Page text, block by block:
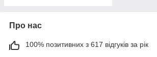
Про нас
100% позитивних з 617 відгуків за рік